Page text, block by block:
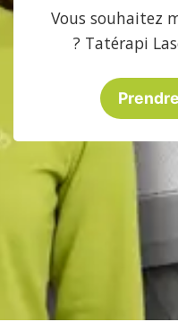
Vous souhaitez
? Tatérapi